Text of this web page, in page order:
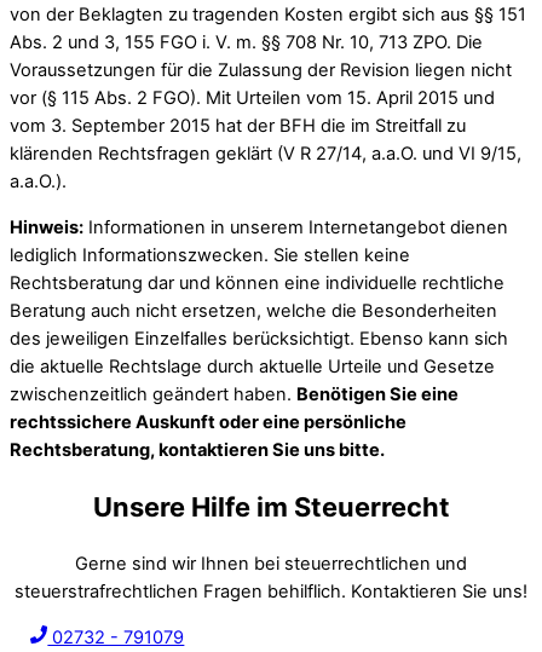
von der Beklagten zu tragenden Kosten ergibt sich aus §§ 151
Abs. 2 und 3, 155 FGO i. V. m. §§ 708 Nr. 10, 713 ZPO. Die
Voraussetzungen für die Zulassung der Revision liegen nicht
vor (§ 115 Abs. 2 FGO). Mit Urteilen vom 15. April 2015 und
vom 3. September 2015 hat der BFH die im Streitfall zu
klärenden Rechtsfragen geklärt (V R 27/14, a.a.O. und VI 9/15,
a.a.O.).
Hinweis: Informationen in unserem Internetangebot dienen
lediglich Informationszwecken. Sie stellen keine
Rechtsberatung dar und können eine individuelle rechtliche
Beratung auch nicht ersetzen, welche die Besonderheiten
des jeweiligen Einzelfalles berücksichtigt. Ebenso kann sich
die aktuelle Rechtslage durch aktuelle Urteile und Gesetze
zwischenzeitlich geändert haben. Benötigen Sie eine
rechtssichere Auskunft oder eine persönliche
Rechtsberatung, kontaktieren Sie uns bitte.
Unsere Hilfe im Steuerrecht
Gerne sind wir Ihnen bei steuerrechtlichen und
steuerstrafrechtlichen Fragen behilflich. Kontaktieren Sie uns!
02732 - 791079